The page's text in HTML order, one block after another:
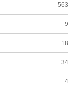
563
9
18
34
4